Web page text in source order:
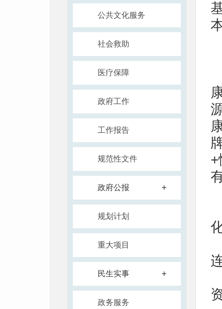
公共文化服务
社会救助
医疗保障
政府工作
工作报告
规范性文件
政府公报 +
规划计划
重大项目
民生实事 +
政务服务
+